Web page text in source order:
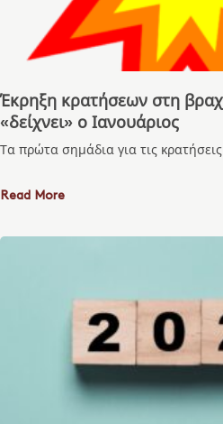
Έκρηξη κρατήσεων στη
«δείχνει» ο Ιανουάριος
Τα πρώτα σημάδια για τις
Read More